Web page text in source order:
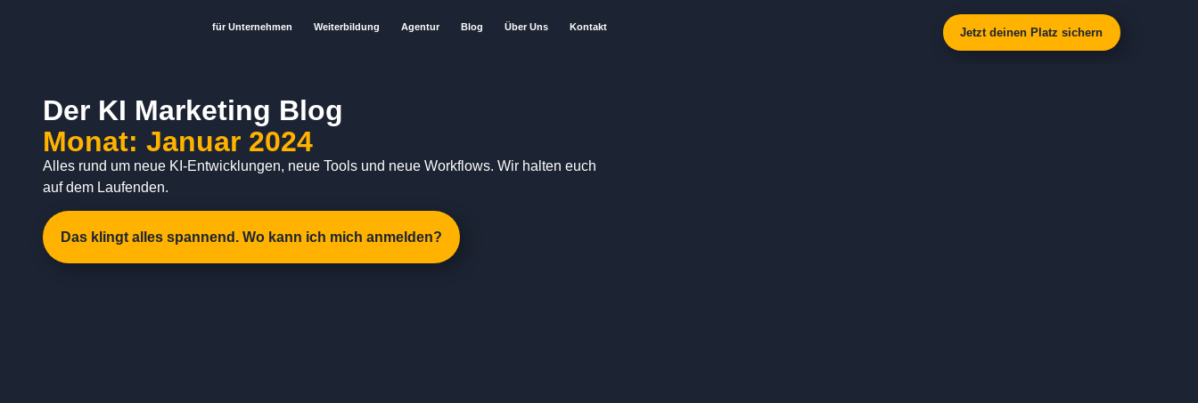
für Unternehmen Weiterbildung Agentur Blog Über Uns Kontakt Jetzt deinen Platz sichern
Der KI Marketing Blog
Monat: Januar 2024
Alles rund um neue KI-Entwicklungen, neue Tools und neue Workflows. Wir halten euch
auf dem Laufenden.
Das klingt alles spannend. Wo kann ich mich anmelden?